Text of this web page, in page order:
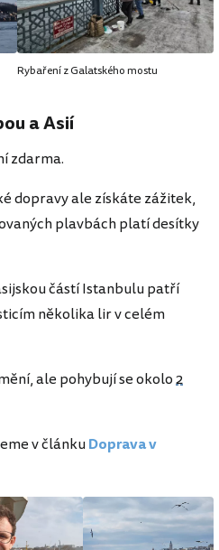
Rybaření z Galatského mostu
a Asií
zdarma.
dopravy ale získáte zážitek,
plavbách platí desítky
částí Istanbulu patří
několika lir v celém
ale pohybují se okolo2
v článkuDoprava v